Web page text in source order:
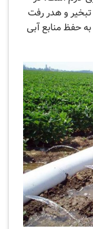
تبخیر و هدر رفت
حفظ منابع آبی